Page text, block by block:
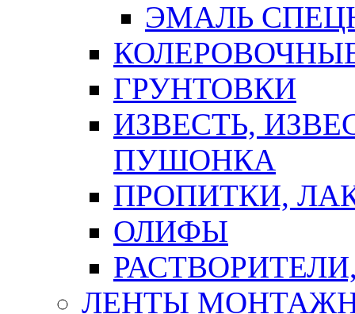
ЭМАЛЬ
ГРУНТОВКИ
ИЗВЕСТЬ,
ПУШОНКА
ПРОПИТКИ,
ОЛИФЫ
ЛЕНТЫ